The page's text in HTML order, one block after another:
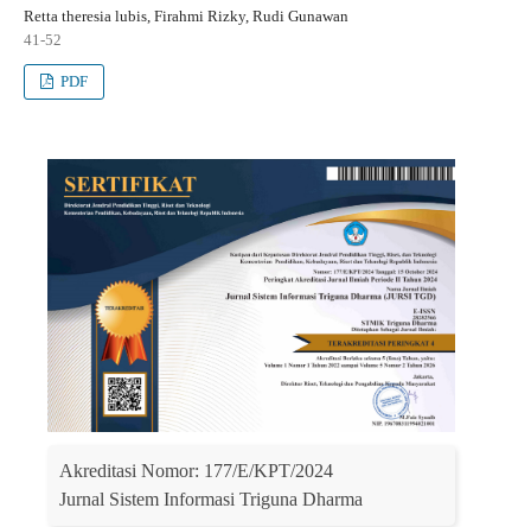
Retta theresia lubis, Firahmi Rizky, Rudi Gunawan
41-52
PDF
Akreditasi Nomor: 177/E/KPT/2024
Jurnal Sistem Informasi Triguna Dharma